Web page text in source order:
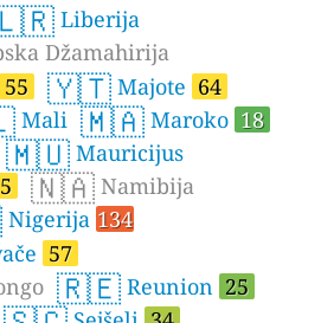
Liberija
Džamahirija
55 🇾🇹 Majote 64
Mali 🇲🇦 Maroko 18
🇲🇺 Mauricijus
🇳🇦 Namibija
Nigerija 134
57
🇷🇪 Reunion 25